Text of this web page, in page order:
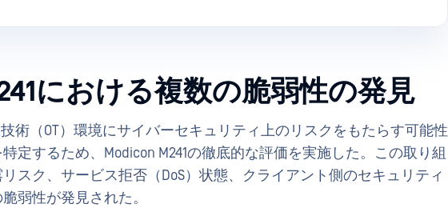
における複数の脆弱性の発見
術（OT）環境にサイバーセキュリティ上のリスクをもたらす可能性
定するため、Modicon M241の徹底的な評価を実施した。この取り組
スク、サービス拒否（DoS）状態、クライアント側のセキュリティ
弱性が発見された。